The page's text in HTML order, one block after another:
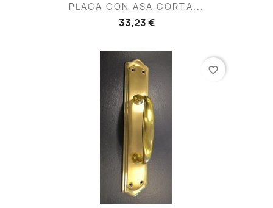
PLACA CON ASA CORTA...
33,23 €
favorite_border